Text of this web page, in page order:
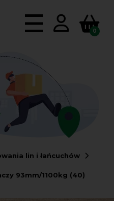
0
lin i łańcuchów
93mm/1100kg (40)